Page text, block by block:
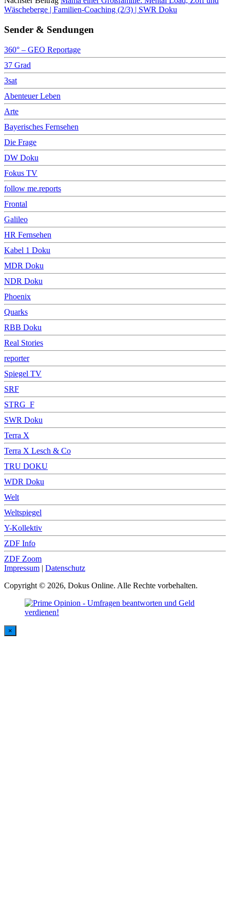
Wäscheberge | Familien-Coaching (2/3) | SWR Doku
Sender & Sendungen
360° – GEO Reportage
37 Grad
3sat
Abenteuer Leben
Arte
Bayerisches Fernsehen
Die Frage
DW Doku
Fokus TV
follow me.reports
Frontal
Galileo
HR Fernsehen
Kabel 1 Doku
MDR Doku
NDR Doku
Phoenix
Quarks
RBB Doku
Real Stories
reporter
Spiegel TV
SRF
STRG_F
SWR Doku
Terra X
Terra X Lesch & Co
TRU DOKU
WDR Doku
Welt
Weltspiegel
Y-Kollektiv
ZDF Info
ZDF Zoom
Impressum | Datenschutz
Copyright © 2026, Dokus Online. Alle Rechte vorbehalten.
×